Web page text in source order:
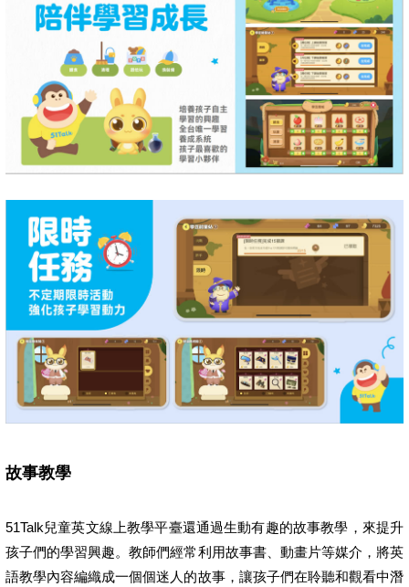
故事教學
51Talk兒童英文線上教學平臺還通過生動有趣的故事教學，來提升
孩子們的學習興趣。教師們經常利用故事書、動畫片等媒介，將英
語教學內容編織成一個個迷人的故事，讓孩子們在聆聽和觀看中潛